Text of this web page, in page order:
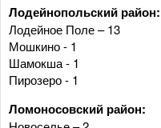
Лодейнопольский район:
Лодейное Поле – 13
Мошкино - 1
Шамокша - 1
Пирозеро - 1
Ломоносовский район: